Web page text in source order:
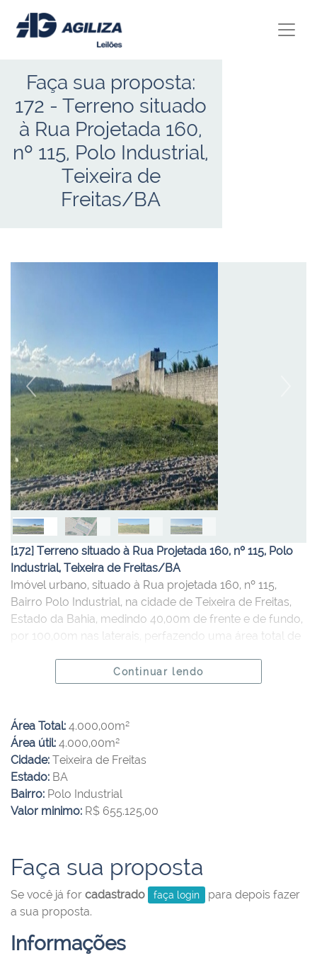
Faça sua proposta:
172 - Terreno situado
à Rua Projetada 160,
nº 115, Polo Industrial,
Teixeira de
Freitas/BA
Anterior
[172] Terreno situado à Rua Projetada 160, nº 115, Polo
Industrial, Teixeira de Freitas/BA
Imóvel urbano, situado à Rua projetada 160, nº 115,
Bairro Polo Industrial, na cidade de Teixeira de Freitas,
Estado da Bahia, medindo 40,00m de frente e de fundo,
por 100,00m nas laterais, perfazendo uma área total de
poligonal regular com tudo os ângulos internos
medindo 90º, confrontando-se com rua Projetada 160
direita com a Rua Projetada 204,e lateral esquerda com
imóvel com inscrição municipal 1.05.0337.2816.001,
número de porta. 130.
Objeto da Matrícula nº 39.293, do Registro de Imóveis da
Comarca de Teixeira de Freitas, BA.
Continuar lendo
Área Total: 4.000,00m²
Área útil: 4.000,00m²
Cidade: Teixeira de Freitas
Estado: BA
Bairro: Polo Industrial
Valor minimo: R$ 655.125,00
Faça sua proposta
Se você já for cadastrado faça login
para depois fazer
a sua proposta.
Informações